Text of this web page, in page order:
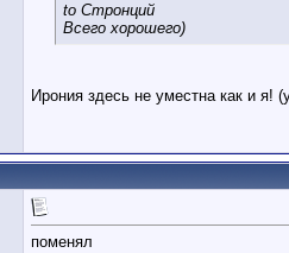
to Стронций
Всего хорошего)
Ирония здесь не уместна как и я!
поменял